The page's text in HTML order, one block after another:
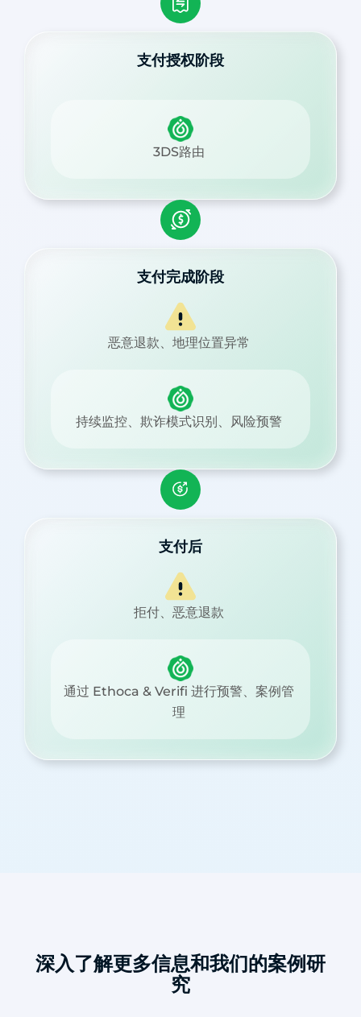
支付授权阶段
3DS路由
支付完成阶段
恶意退款、地理位置异常
持续监控、欺诈模式识别、风险预警
支付后
拒付、恶意退款
通过 Ethoca & Verifi 进行预警、案例管
理
深入了解更多信息和我们的案例研
究